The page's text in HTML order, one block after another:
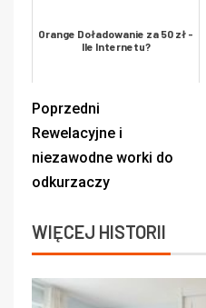
Orange Doładowanie za 50 zł -
Ile Internetu?
Poprzedni
Rewelacyjne i
niezawodne worki do
odkurzaczy
WIĘCEJ HISTORII